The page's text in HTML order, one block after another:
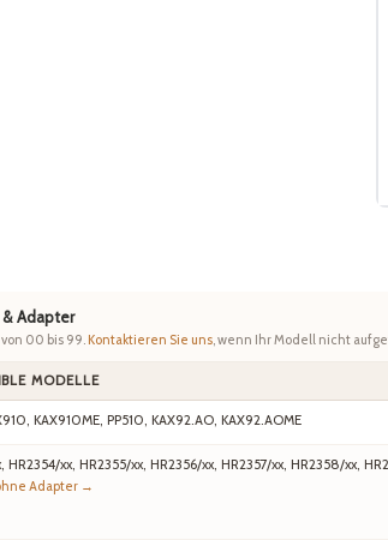
Adapter
00 bis 99. Kontaktieren Sie uns, wenn Ihr Modell nicht
MODELLE
KAX910ME, PP510, KAX92.AO, KAX92.AOME
HR2354/xx, HR2355/xx, HR2356/xx, HR2357/xx, HR2358/xx,
Adapter →